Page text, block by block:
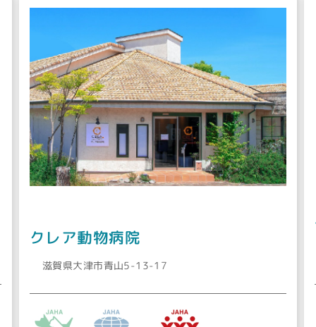
クレア動物病院
滋賀県大津市青山5-13-17